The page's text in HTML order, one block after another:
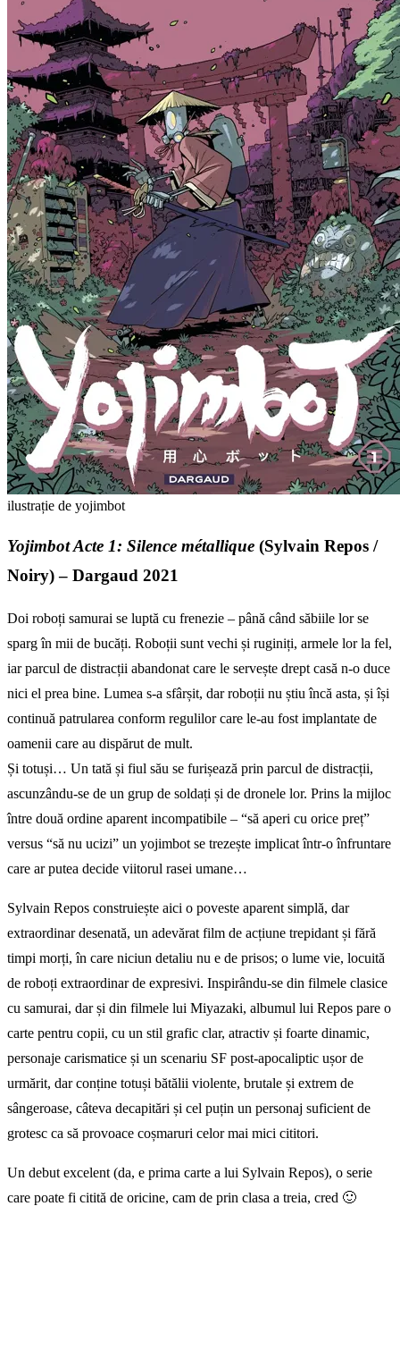
ilustrație de yojimbot
Yojimbot Acte 1: Silence métallique (Sylvain Repos /
Noiry) – Dargaud 2021
Doi roboți samurai se luptă cu frenezie – până când săbiile lor se
sparg în mii de bucăți. Roboții sunt vechi și ruginiți, armele lor la fel,
iar parcul de distracții abandonat care le servește drept casă n-o duce
nici el prea bine. Lumea s-a sfârșit, dar roboții nu știu încă asta, și își
continuă patrularea conform regulilor care le-au fost implantate de
oamenii care au dispărut de mult.
Și totuși… Un tată și fiul său se furișează prin parcul de distracții,
ascunzându-se de un grup de soldați și de dronele lor. Prins la mijloc
între două ordine aparent incompatibile – “să aperi cu orice preț”
versus “să nu ucizi” un yojimbot se trezește implicat într-o înfruntare
care ar putea decide viitorul rasei umane…
Sylvain Repos construiește aici o poveste aparent simplă, dar
extraordinar desenată, un adevărat film de acțiune trepidant și fără
timpi morți, în care niciun detaliu nu e de prisos; o lume vie, locuită
de roboți extraordinar de expresivi. Inspirându-se din filmele clasice
cu samurai, dar și din filmele lui Miyazaki, albumul lui Repos pare o
carte pentru copii, cu un stil grafic clar, atractiv și foarte dinamic,
personaje carismatice și un scenariu SF post-apocaliptic ușor de
urmărit, dar conține totuși bătălii violente, brutale și extrem de
sângeroase, câteva decapitări și cel puțin un personaj suficient de
grotesc ca să provoace coșmaruri celor mai mici cititori.
Un debut excelent (da, e prima carte a lui Sylvain Repos), o serie
care poate fi citită de oricine, cam de prin clasa a treia, cred 🙂